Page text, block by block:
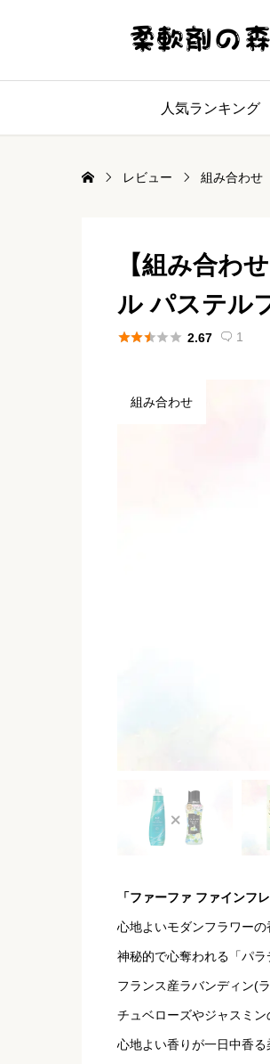
人気ランキング
レビュー 組み合わせ
【組み合わ
ル パステル
 2.67  1
組み合わせ
「ファーファ ファインフ
心地よいモダンフラワーの
神秘的で心奪われる「パラ
フランス産ラバンディン(
チュベローズやジャスミ
心地よい香りが一日中香る